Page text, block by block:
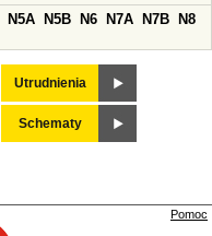
N5A N5B N6 N7A N7B
N8
Utrudnienia
Schematy
Pomoc